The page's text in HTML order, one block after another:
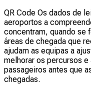
QR Code Os dados de
aeroportos a
concentram, quando se
áreas de chegada que
ajudam as equipas a
melhorar os percursos
passageiros antes que
chegadas.